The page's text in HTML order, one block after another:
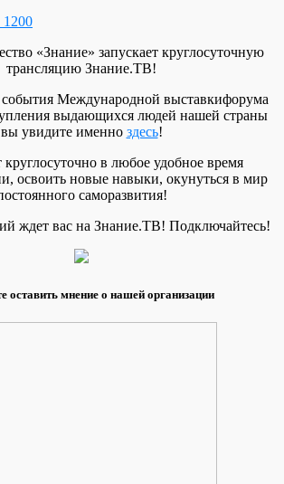
«Знание» запускает круглосуточную
трансляцию Знание.ТВ!
Международной выставкифорума
выдающихся людей нашей страны
вы увидите именно здесь!
в любое удобное время
освоить новые навыки, окунуться в мир
саморазвития!
ждет вас на Знание.ТВ! Подключайтесь!
оставить мнение о нашей организации